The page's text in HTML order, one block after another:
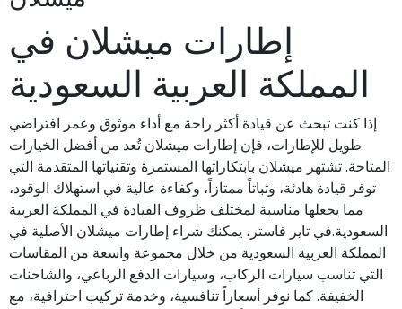
إطارات ميشلان في
المملكة العربية السعودية
إذا كنت تبحث عن قيادة أكثر راحة مع أداء موثوق وعمر افتراضي
طويل للإطارات، فإن إطارات ميشلان تُعد من أفضل الخيارات
المتاحة. تشتهر ميشلان بابتكاراتها المستمرة وتقنياتها المتقدمة التي
توفر قيادة هادئة، وثباتاً ممتازاً، وكفاءة عالية في استهلاك الوقود،
مما يجعلها مناسبة لمختلف ظروف القيادة في المملكة العربية
السعودية.في تاير فاستر، يمكنك شراء إطارات ميشلان الأصلية في
المملكة العربية السعودية من خلال مجموعة واسعة من المقاسات
التي تناسب سيارات الركاب، وسيارات الدفع الرباعي، والشاحنات
الخفيفة. كما نوفر أسعاراً تنافسية، وخدمة تركيب احترافية، مع